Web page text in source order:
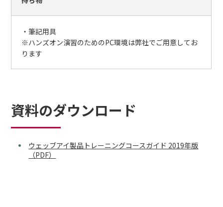
・筆記用具
※ハンズオン演習のためのPC環境は弊社でご用意してお
ります
資料のダウンロード
ウェッブアイ製品トレーニングコースガイド 2019年版
（PDF）